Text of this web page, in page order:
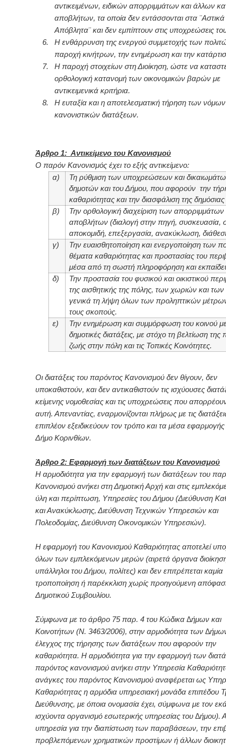
αντικειμένων, ειδικών απορριμμάτων και άλλων
αποβλήτων, τα οποία δεν εντάσσονται στα
Απόβλητα¨ και δεν εμπίπτουν στις υποχρεώσεις
6.
Η ενθάρρυνση της ενεργού συμμετοχής των
παροχή κινήτρων, την ενημέρωση και την
7.
Η παροχή στοιχείων στη Διοίκηση, ώστε να
ορθολογική κατανομή των οικονομικών βαρών με
αντικειμενικά κριτήρια.
8.
Η ευταξία και η αποτελεσματική τήρηση των
κανονιστικών διατάξεων.
Άρθρο 1: Αντικείμενο του Κανονισμού
Ο παρόν Κανονισμός έχει το εξής αντικείμενο:
α)
Τη ρύθμιση των υποχρεώσεων και
δημοτών και του Δήμου, που αφορούν την
καθαριότητας και την διασφάλιση της δημόσιας
β)
Την ορθολογική διαχείριση των
αποβλήτων (διαλογή στην πηγή, συσκευασία,
αποκομιδή, επεξεργασία, ανακύκλωση,
γ)
Την ευαισθητοποίηση και ενεργοποίηση των
θέματα καθαριότητας και προστασίας του
μέσα από τη σωστή πληροφόρηση και
δ)
Την προστασία του φυσικού και οικιστικού
της αισθητικής της πόλης, των χωριών και των
γενικά τη λήψη όλων των προληπτικών μέτρων
τους σκοπούς.
ε)
Την ενημέρωση και συμμόρφωση του κοινού με
δημοτικές διατάξεις, με στόχο τη βελτίωση της
ζωής στην πόλη και τις Τοπικές Κοινότητες.
Οι διατάξεις του παρόντος Κανονισμού δεν θίγουν, δεν
υποκαθιστούν, και δεν αντικαθιστούν τις ισχύουσες
κείμενης νομοθεσίας και τις υποχρεώσεις που
αυτή. Απεναντίας, εναρμονίζονται πλήρως με τις
επιπλέον εξειδικεύουν τον τρόπο και τα μέσα
Δήμο Κορινθίων.
Άρθρο 2: Εφαρμογή των διατάξεων του Κανονισμού
Η αρμοδιότητα για την εφαρμογή των διατάξεων του
Κανονισμού ανήκει στη Δημοτική Αρχή και στις
ύλη και περίπτωση, Υπηρεσίες του Δήμου (Διεύθυνση
και Ανακύκλωσης, Διεύθυνση Τεχνικών Υπηρεσιών και
Πολεοδομίας, Διεύθυνση Οικονομικών Υπηρεσιών).
Η εφαρμογή του Κανονισμού Καθαριότητας αποτελεί
όλων των εμπλεκόμενων μερών (αιρετά όργανα
υπάλληλοι του Δήμου, πολίτες) και δεν επιτρέπεται καμία
τροποποίηση ή παρέκκλιση χωρίς προηγούμενη
Δημοτικού Συμβουλίου.
Σύμφωνα με το άρθρο 75 παρ. 4 του Κώδικα ∆ήμων και
Κοινοτήτων (Ν. 3463/2006), στην αρμοδιότητα των
έλεγχος της τήρησης των διατάξεων που αφορούν την
καθαριότητα. Η αρμοδιότητα για την εφαρμογή των
παρόντος κανονισμού ανήκει στην Υπηρεσία
ανάγκες του παρόντος Κανονισμού αναφέρεται ως
Καθαριότητας η αρμόδια υπηρεσιακή μονάδα επιπέδου
∆ιεύθυνσης, με όποια ονομασία έχει, σύμφωνα με τον
ισχύοντα οργανισμό εσωτερικής υπηρεσίας του ∆ήμου).
υπηρεσία για την διαπίστωση των παραβάσεων, την
προβλεπόμενων χρηματικών προστίμων ή άλλων